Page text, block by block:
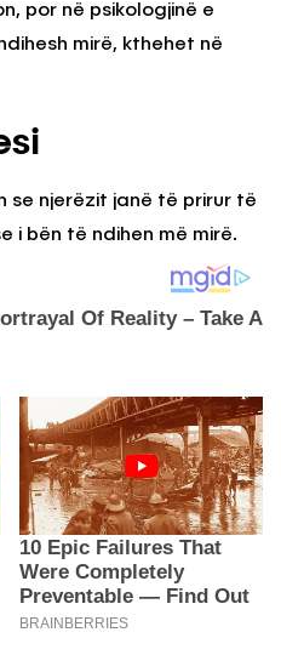
por në psikologjinë e
mirë, kthehet në
se njerëzit janë të prirur të
i bën të ndihen më mirë.